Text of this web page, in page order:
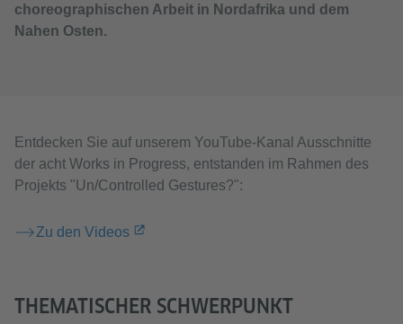
choreographischen Arbeit in Nordafrika und dem
Nahen Osten.
Entdecken Sie auf unserem YouTube-Kanal Ausschnitte
der acht Works in Progress, entstanden im Rahmen des
Projekts "Un/Controlled Gestures?":
Zu den Videos
THEMATISCHER SCHWERPUNKT